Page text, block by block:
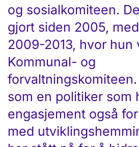
og sosialkomiteen.
gjort siden 2005,
2009-2013, hvor hun
Kommunal- og
som en politiker som
engasjement også
med